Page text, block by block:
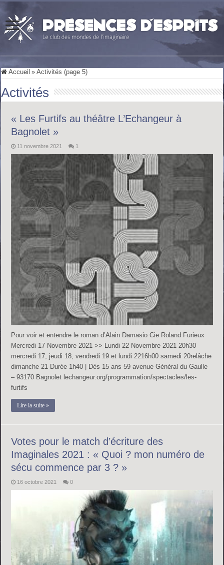
Accueil » Activités (page 5)
Activités
« Les Furtifs au théâtre L’Echangeur à
Bagnolet »
11 novembre 2021 1
Pour voir et entendre le roman d’Alain Damasio Cie Roland Furieux
Mercredi 17 Novembre 2021 >> Lundi 22 Novembre 2021 20h30
mercredi 17, jeudi 18, vendredi 19 et lundi 2216h00 samedi 20relâche
dimanche 21 Durée 1h40 | Dès 15 ans 59 avenue Général du Gaulle
– 93170 Bagnolet lechangeur.org/programmation/spectacles/les-
furtifs
Lire la suite »
Votes pour le match d’écriture des
Imaginales 2021 : « Quoi ? mon numéro de
sécu commence par 3 ? »
16 octobre 2021 0